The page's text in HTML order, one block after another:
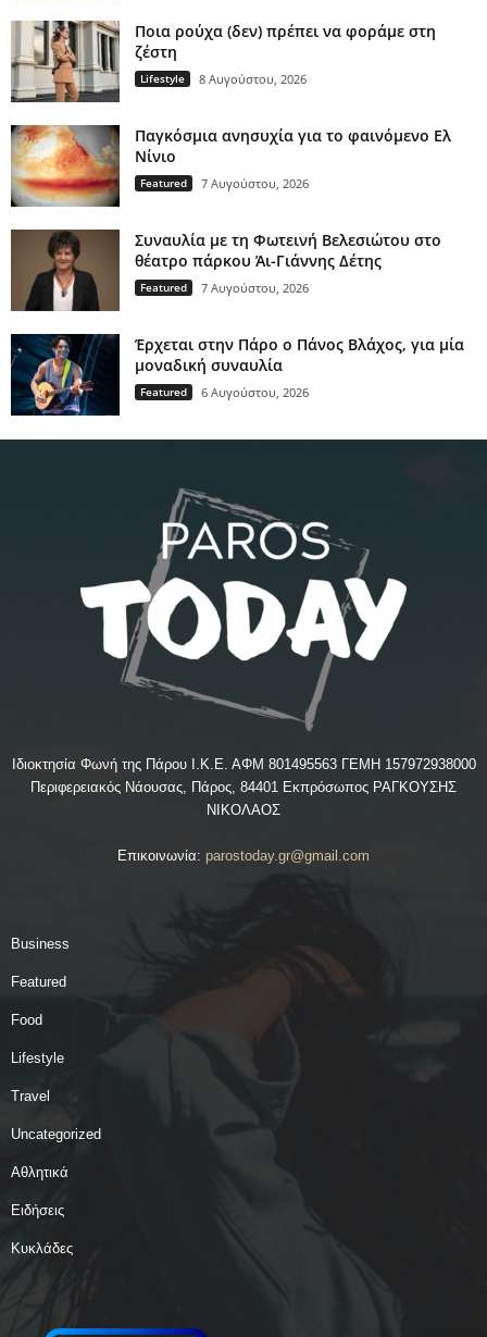
Ποια ρούχα (δεν) πρέπει να φοράμε στη
ζέστη
Lifestyle 8 Αυγούστου, 2026
Παγκόσμια ανησυχία για το φαινόμενο Ελ
Νίνιο
Featured 7 Αυγούστου, 2026
Συναυλία με τη Φωτεινή Βελεσιώτου στο
θέατρο πάρκου Άι-Γιάννης Δέτης
Featured 7 Αυγούστου, 2026
Έρχεται στην Πάρο ο Πάνος Βλάχος, για μία
μοναδική συναυλία
Featured 6 Αυγούστου, 2026
Ιδιοκτησία Φωνή της Πάρου Ι.Κ.Ε. ΑΦΜ 801495563 ΓΕΜΗ 157972938000
Περιφερειακός Νάουσας, Πάρος, 84401 Εκπρόσωπος ΡΑΓΚΟΥΣΗΣ
ΝΙΚΟΛΑΟΣ
Επικοινωνία: parostoday.gr@gmail.com
Business
Featured
Food
Lifestyle
Travel
Uncategorized
Αθλητικά
Ειδήσεις
Κυκλάδες